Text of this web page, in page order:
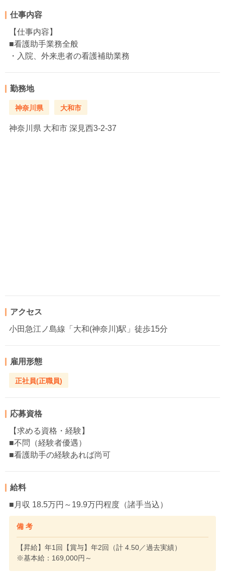
仕事内容
【仕事内容】
■看護助手業務全般
・入院、外来患者の看護補助業務
勤務地
神奈川県 大和市
神奈川県 大和市 深見西3-2-37
アクセス
小田急江ノ島線「大和(神奈川)駅」徒歩15分
雇用形態
正社員(正職員)
応募資格
【求める資格・経験】
■不問（経験者優遇）
■看護助手の経験あれば尚可
給料
■月収 18.5万円～19.9万円程度（諸手当込）
備 考
【昇給】年1回【賞与】年2回（計 4.50／過去実績）
※基本給：169,000円～